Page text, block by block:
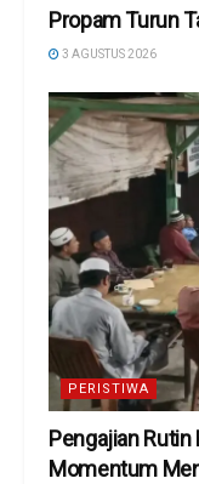
Propam Turun
3 AGUSTUS 2026
PERISTIWA
Pengajian Rutin
Momentum